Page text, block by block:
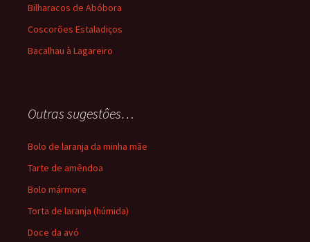
Bilharacos de Abóbora
Coscorões Estaladiços
Bacalhau à Lagareiro
Outras sugestôes…
Bolo de laranja da minha mãe
Tarte de amêndoa
Bolo mármore
Torta de laranja (húmida)
Doce da avó